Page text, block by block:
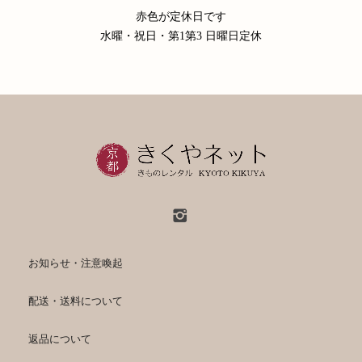
赤色が定休日です
水曜・祝日・第1第3 日曜日定休
お知らせ・注意喚起
配送・送料について
返品について